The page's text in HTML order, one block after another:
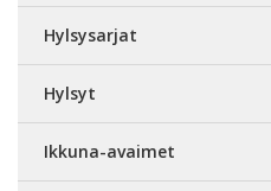
Hylsysarjat
Hylsyt
Ikkuna-avaimet